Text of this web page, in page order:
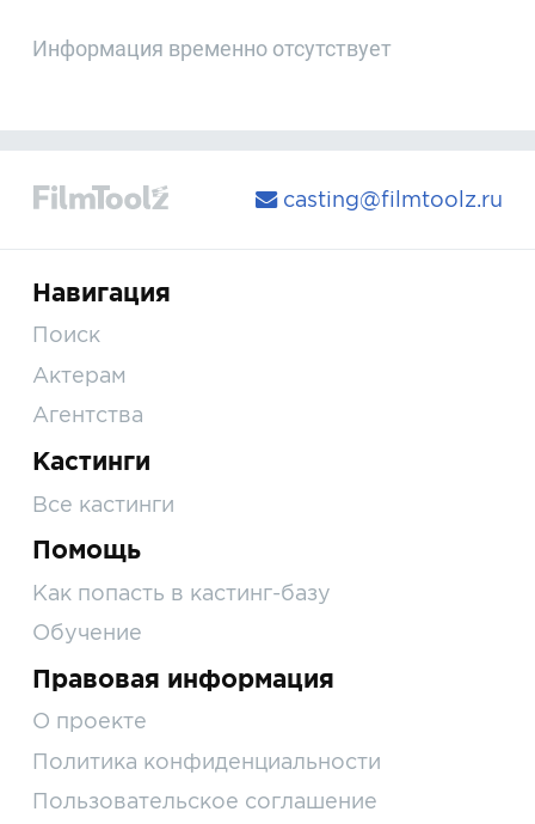
Информация временно отсутствует
casting@filmtoolz.ru
Навигация
Поиск
Актерам
Агентства
Кастинги
Все кастинги
Помощь
Как попасть в кастинг-базу
Обучение
Правовая информация
О проекте
Политика конфиденциальности
Пользовательское соглашение